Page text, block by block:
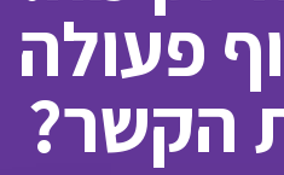
פעולה
הקשר?